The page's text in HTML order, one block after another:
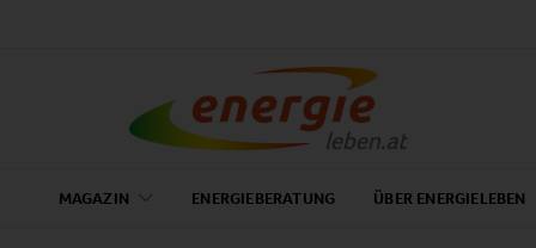
MAGAZIN ENERGIEBERATUNG ÜBER ENERGIELEBEN